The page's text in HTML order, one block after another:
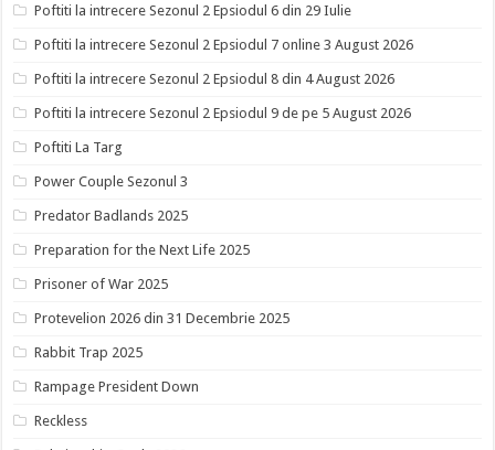
Poftiti la intrecere Sezonul 2 Epsiodul 6 din 29 Iulie
Poftiti la intrecere Sezonul 2 Epsiodul 7 online 3 August 2026
Poftiti la intrecere Sezonul 2 Epsiodul 8 din 4 August 2026
Poftiti la intrecere Sezonul 2 Epsiodul 9 de pe 5 August 2026
Poftiti La Targ
Power Couple Sezonul 3
Predator Badlands 2025
Preparation for the Next Life 2025
Prisoner of War 2025
Protevelion 2026 din 31 Decembrie 2025
Rabbit Trap 2025
Rampage President Down
Reckless